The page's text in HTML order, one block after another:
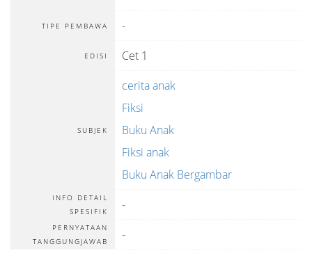
TIPE PEMBAWA -
EDISI Cet 1
SUBJEK
cerita anak
Fiksi
Buku Anak
Fiksi anak
Buku Anak Bergambar
INFO DETAIL
SPESIFIK
-
PERNYATAAN
TANGGUNGJAWAB
-